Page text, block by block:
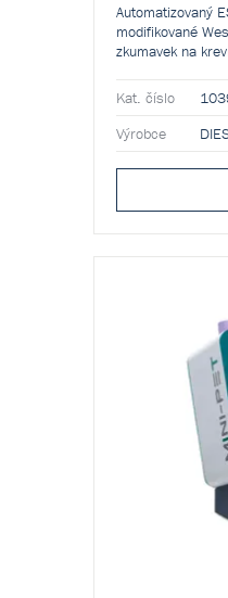
Automatizovaný
modifikované
zkumavek na
Kat. číslo
Výrobce